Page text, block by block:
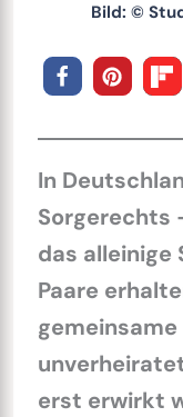
Bild: ©
In
Sorgerechts
das alleinige
Paare
erst erwirkt